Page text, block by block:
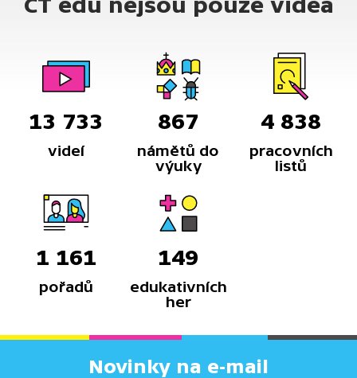
13 733
videí
867
námětů do
výuky
4 838
pracovních
listů
1 161
pořadů
149
edukativních
her
Novinky na e-mail